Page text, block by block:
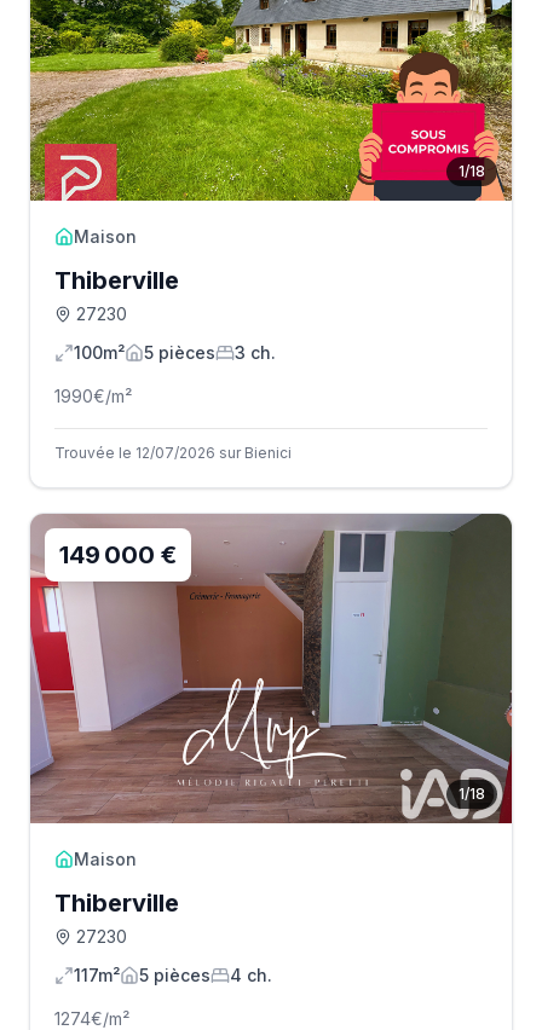
1/18
Maison
Thiberville
27230
100m²
5 pièces 3 ch.
1990€/m²
Trouvée le 12/07/2026 sur Bienici
1/18
149 000 €
Maison
Thiberville
27230
117m²
5 pièces 4 ch.
1274€/m²